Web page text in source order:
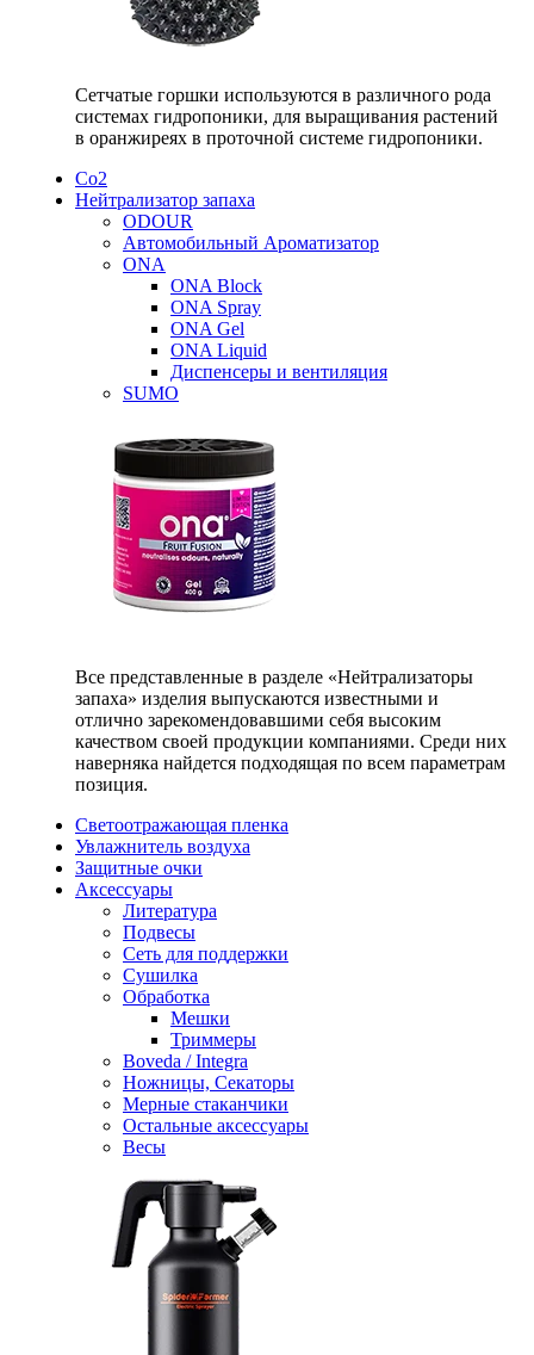
Сетчатые горшки используются в различного рода
системах гидропоники, для выращивания растений
в оранжиреях в проточной системе гидропоники.
Со2
Нейтрализатор запаха
ODOUR
Автомобильный Ароматизатор
ONA
ONA Block
ONA Spray
ONA Gel
ONA Liquid
Диспенсеры и вентиляция
SUMO
Все представленные в разделе «Нейтрализаторы
запаха» изделия выпускаются известными и
отлично зарекомендовавшими себя высоким
качеством своей продукции компаниями. Среди них
наверняка найдется подходящая по всем параметрам
позиция.
Светоотражающая пленка
Увлажнитель воздуха
Защитные очки
Аксессуары
Литература
Подвесы
Сеть для поддержки
Сушилка
Обработка
Мешки
Триммеры
Boveda / Integra
Ножницы, Секаторы
Мерные стаканчики
Остальные аксессуары
Весы